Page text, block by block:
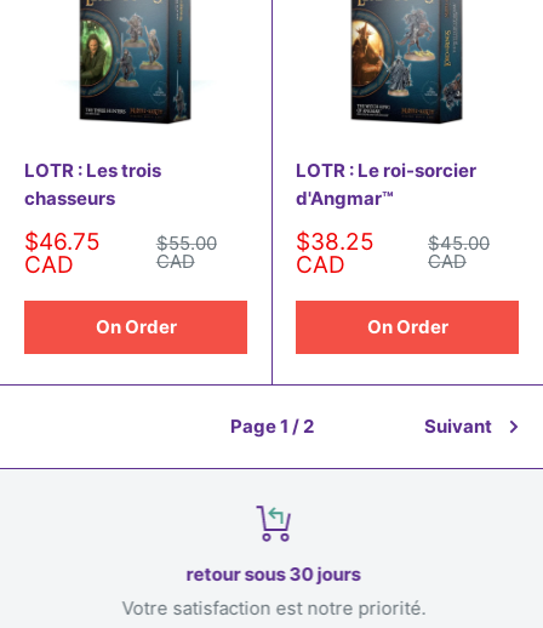
LOTR : Les trois
chasseurs
Prix
réduit
$46.75
CAD
Prix
normal
$55.00
CAD
On Order
LOTR : Le roi-sorcier
d'Angmar™
Prix
réduit
$38.25
CAD
Prix
normal
$45.00
CAD
On Order
Page 1 / 2 Suivant
retour sous 30 jours
Votre satisfaction est notre priorité.